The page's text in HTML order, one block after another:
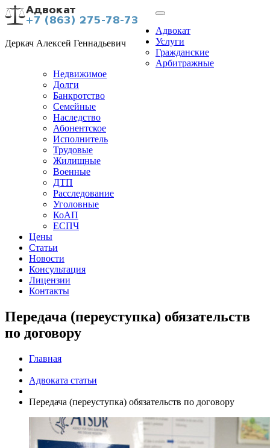
Деркач Алексей Геннадьевич
Адвокат
Услуги
Гражданские
Арбитражные
Недвижимое
Долги
Банкротство
Семейные
Наследство
Абонентское
Исполнитель
Трудовые
Жилищные
Военные
ДТП
Расследование
Уголовные
КоАП
ЕСПЧ
Цены
Статьи
Новости
Консультация
Лицензии
Контакты
Передача (переуступка) обязательств
по договору
Главная
Адвоката статьи
Передача (переуступка) обязательств по договору